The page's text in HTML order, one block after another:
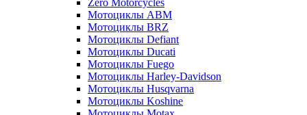
Zero Motorcycles
Мотоциклы ABM
Мотоциклы BRZ
Мотоциклы Defiant
Мотоциклы Ducati
Мотоциклы Fuego
Мотоциклы Harley-Davidson
Мотоциклы Husqvarna
Мотоциклы Koshine